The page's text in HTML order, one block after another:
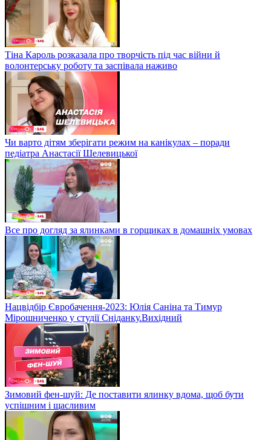
Тіна Кароль розказала про творчість під час війни й
волонтерську роботу та заспівала наживо
Чи варто дітям зберігати режим на канікулах – поради
педіатра Анастасії Шелевицької
Все про догляд за ялинками в горщиках в домашніх умовах
Нацвідбір Євробачення-2023: Юлія Саніна та Тимур
Мірошниченко у студії Сніданку.Вихідний
Зимовий фен-шуй: Де поставити ялинку вдома, щоб бути
успішним і щасливим